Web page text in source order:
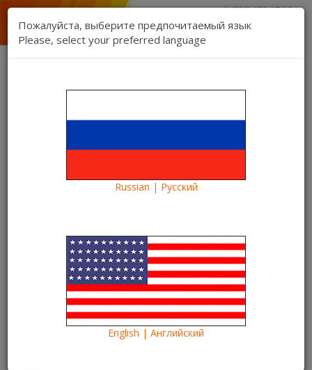
1 (888) 832 17 16
1 (888) 827 06 06
техническая поддержка
Связь Регистрация Вход
Kartina TV Brooklyn
Категории
Интернет-кабель, 50 футов
Уже сегодня вы можетекупить Kartina TV EVA
приставку Kartina TV нового поколения от Dune!
Пожалуйста, выберите предпочитаемый язык
Please, select your preferred language
Russian | Русский
English | Английский